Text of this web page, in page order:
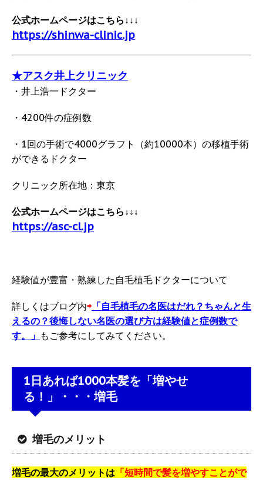
公式ホームページはこちら↓↓↓
https://shinwa-clinic.jp
★アスク井上クリニック
・井上浩一ドクター
・4200件の症例数
・1回の手術で4000グラフト（約10000本）の移植手術
ができるドクター
クリニック所在地：東京
公式ホームページはこちら↓↓↓
https://asc-cl.jp
経験値が豊富・熟練した自毛植毛ドクターについて
詳しくはブログ内⇨「自毛植毛の名医はだれ？ちゃんと生
えるの？後悔しない名医の選び方は経験値と症例数で
す。」 もご参考にしてみてください。
1日あれば1000本髪を「増やせ
る！」・・・増毛
増毛のメリット
増毛の最大のメリットは 「短時間で髪を増やすことがで